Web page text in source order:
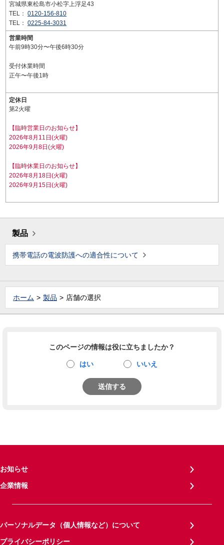
宮城県東松島市小松字上浮足43
TEL： 0120-156-810
TEL： 0225-84-3031
営業時間
午前9時30分〜午後6時30分
受付休業時間
正午〜午後1時
定休日
第2火曜
【臨時営業日のお知らせ】
2026年8月11日(火曜)
2026年9月8日(火曜)
【臨時休業日のお知らせ】
2026年8月18日(火曜)
2026年9月15日(火曜)
製品
携帯電話の電波防護への適合性について
ホーム 製品 店舗の選択
このページの情報は役に立ちましたか？
はい いいえ
送信する
お知らせ
企業情報
パーソナルデータ（個人情報など）について
プライバシーポリシー